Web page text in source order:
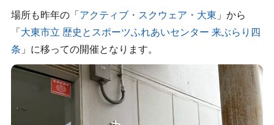
場所も昨年の「 アクティブ・スクウェア・大東 」から
「 大東市立 歴史とスポーツふれあいセンター 来ぶらり四
条 」に移っての開催となります。